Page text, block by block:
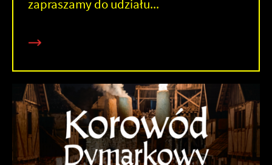
zapraszamy do udziału...